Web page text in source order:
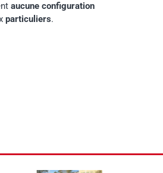
aucune configuration
particuliers.